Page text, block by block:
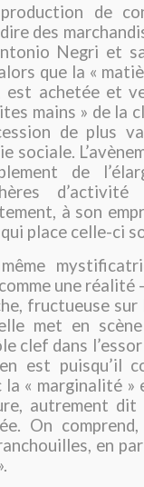
de
des
Negri et
que la «
achetée et
mains » de la
de plus
sociale.
de
d’activité
à son
place celle-ci
une réalité
fructueuse
met en
clef dans
est puisqu’il
« marginalité »
autrement
On
en